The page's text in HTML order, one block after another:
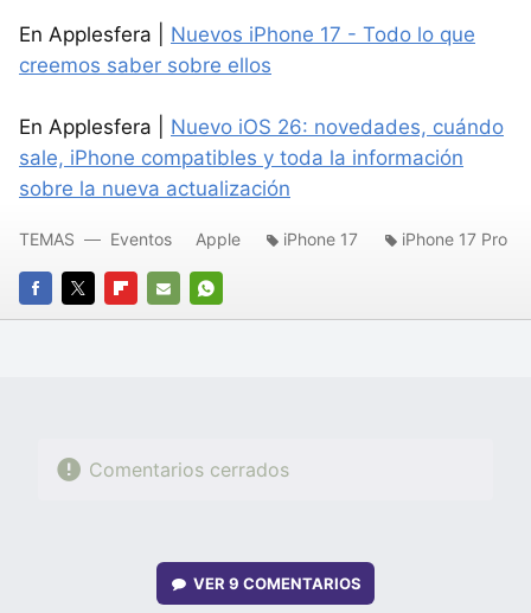
En Applesfera | Nuevos iPhone 17 - Todo lo que
creemos saber sobre ellos
En Applesfera | Nuevo iOS 26: novedades, cuándo
sale, iPhone compatibles y toda la información
sobre la nueva actualización
FACEBOOK
TWITTERFLIPBOARD
E-
WHATSAPP
TEMAS Eventos Apple iPhone 17 iPhone 17 Pro
Comentarios cerrados
VER 9 COMENTARIOS